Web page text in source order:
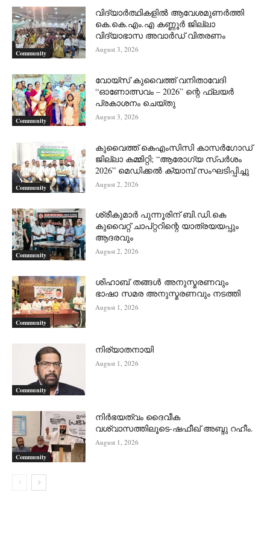
Community
വിദ്യാർത്ഥികളിൽ ആവേശമുണർത്തി
കെ.കെ.എം.എ കണ്ണൂർ ജില്ലാ
വിദ്യാഭാസ അവാർഡ് വിതരണം
August 3, 2026
Community
വോയ്സ് കുവൈത്ത് വനിതാവേദി
“ഓണോത്സവം – 2026” ന്റെ ഫ്ലയർ
പ്രകാശനം ചെയ്തു
August 3, 2026
Community
കുവൈത്ത് കെഎംസിസി കാസർഗോഡ്
ജില്ലാ കമ്മിറ്റി; “ആരോഗ്യ സ്പർശം
2026” മെഡിക്കൽ ക്യാമ്പ് സംഘടിപ്പിച്ചു
August 2, 2026
Community
ശ്രീകുമാർ പുന്നൂരിന് ബി.ഡി.കെ
കുവൈറ്റ് ചാപ്റ്ററിന്റെ യാത്രയയപ്പും
ആദരവും
August 2, 2026
Community
ശിഹാബ് തങ്ങൾ അനുസ്മരണവും
ഭാഷാ സമര അനുസ്മരണവും നടത്തി
August 1, 2026
Community
നിര്യാതനായി
August 1, 2026
Community
നിർഭയത്വം ദൈവീക
വശ്വാസത്തിലൂടെ-ഷഫീഖ് അബ്ദു റഹീം.
August 1, 2026